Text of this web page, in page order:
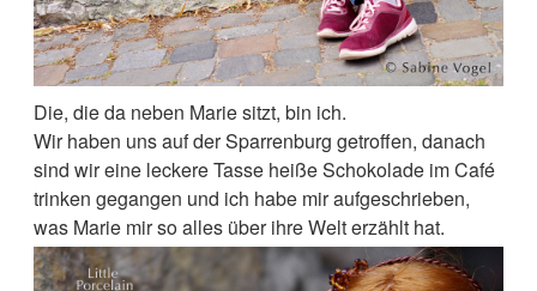
Die, die da neben Marie sitzt, bin ich.
Wir haben uns auf der Sparrenburg getroffen, danach
sind wir eine leckere Tasse heiße Schokolade im Café
trinken gegangen und ich habe mir aufgeschrieben,
was Marie mir so alles über ihre Welt erzählt hat.